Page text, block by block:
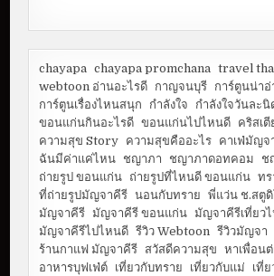
chayapa chayapa promchana travel
webtoon อ่านอะไรดี กาญจนบุรี การ์ตูนน่าอ่
การ์ตูนเรื่องไหนสนุก
กำลังใจ กำลังใจวันละนิ
ขอนแก่นกินอะไรดี ขอนแก่นไปไหนดี คริสเ
ความสุข Story ความสุขคืออะไร คาเฟ่มัญจ
ฉันมีค่าแค่ไหน ชญาภา ชญาภาดอทคอม
ช
ถ่ายรูป ขอนแก่น ถ่ายรูปที่ไหนดี ขอนแก่น ทร
ที่ถ่ายรูปมัญจาคีรี นอนกับทราย พี่แว่น ช.สตูดิ
มัญจาคีรี มัญจาคีรี ขอนแก่น มัญจาคีรีเที่ยว
มัญจาคีรีไปไหนดี รีวิว Webtoon รีวิวมัญจา
ร้านกาแฟ มัญจาคีรี สวัสดีความสุข
หาเพื่อน
อาหารบุฟเฟ่ต์ เที่ยวกับทราย เที่ยวกับแม่
เที่